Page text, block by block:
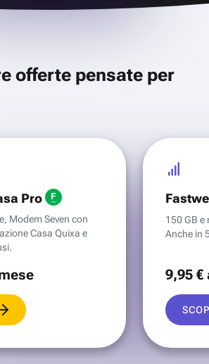
offerte pensate per
Pro
Modem Seven con
Casa Quixa e
150 GB e
Anche in
9,95 €